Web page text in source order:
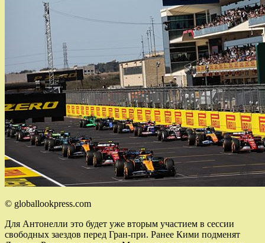
© globallookpress.com
Для Антонелли это будет уже вторым участием в сессии
свободных заездов перед Гран-при. Ранее Кими подменят